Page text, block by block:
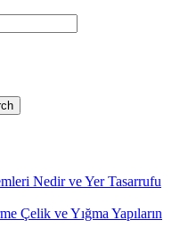
Nedir ve Yer Tasarrufu
Çelik ve Yığma Yapıların